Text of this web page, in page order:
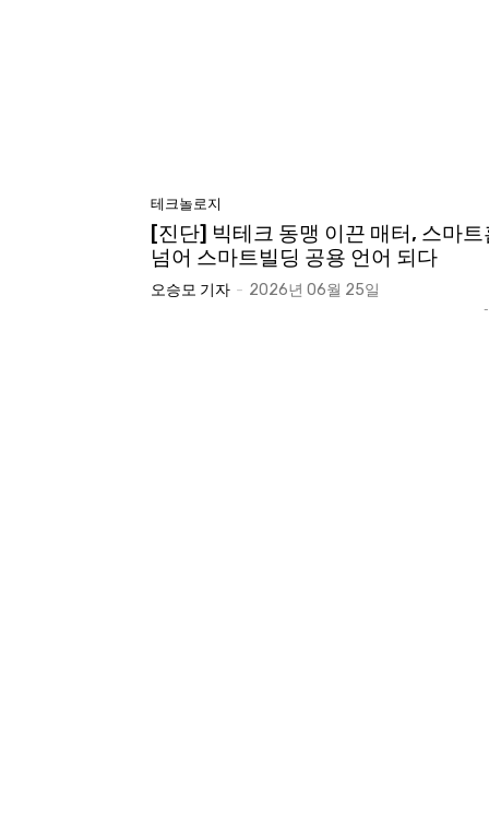
테크놀로지
[진단] 빅테크 동맹 이끈 매터, 스마트
넘어 스마트빌딩 공용 언어 되다
오승모 기자 - 2026년 06월 25일